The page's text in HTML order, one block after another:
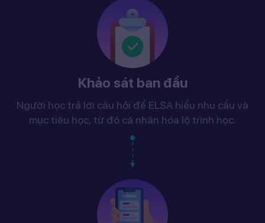
Khảo sát ban đầu
Người học trả lời câu hỏi để ELSA hiểu nhu cầu và
mục tiêu học, từ đó cá nhân hóa lộ trình học.